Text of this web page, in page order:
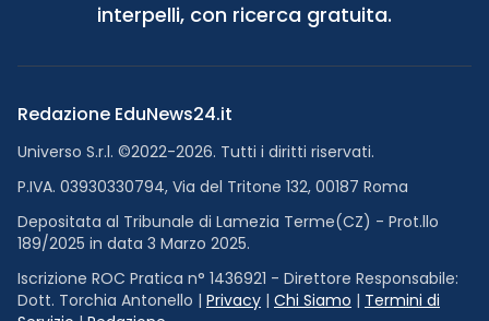
interpelli, con ricerca gratuita.
Redazione EduNews24.it
Universo S.r.l. ©2022-2026. Tutti i diritti riservati.
P.IVA. 03930330794, Via del Tritone 132, 00187 Roma
Depositata al Tribunale di Lamezia Terme(CZ) - Prot.llo
189/2025 in data 3 Marzo 2025.
Iscrizione ROC Pratica n° 1436921 - Direttore Responsabile:
Dott. Torchia Antonello | Privacy | Chi Siamo | Termini di